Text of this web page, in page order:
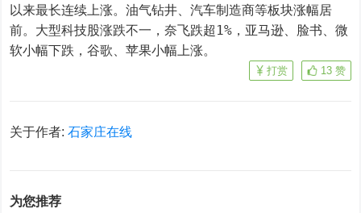
以来最长连续上涨。油气钻井、汽车制造商等板块涨幅居
前。大型科技股涨跌不一，奈飞跌超1%，亚马逊、脸书、微
软小幅下跌，谷歌、苹果小幅上涨。
13 赞
打赏
关于作者:石家庄在线
为您推荐